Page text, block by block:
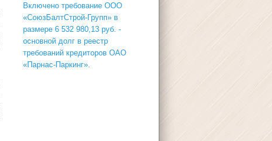
Включено требование ООО
«СоюзБалтСтрой-Групп» в
размере 6 532 980,13 руб. -
основной долг в реестр
требований кредиторов ОАО
«Парнас-Паркинг».